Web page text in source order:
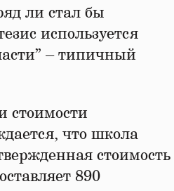
ли стал бы
используется
– типичный
стоимости
что школа
стоимость
890